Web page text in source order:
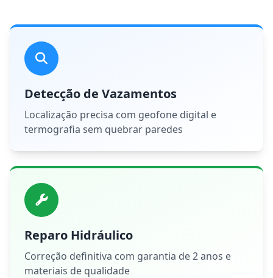
Detecção de Vazamentos
Localização precisa com geofone digital e
termografia sem quebrar paredes
Reparo Hidráulico
Correção definitiva com garantia de 2 anos e
materiais de qualidade